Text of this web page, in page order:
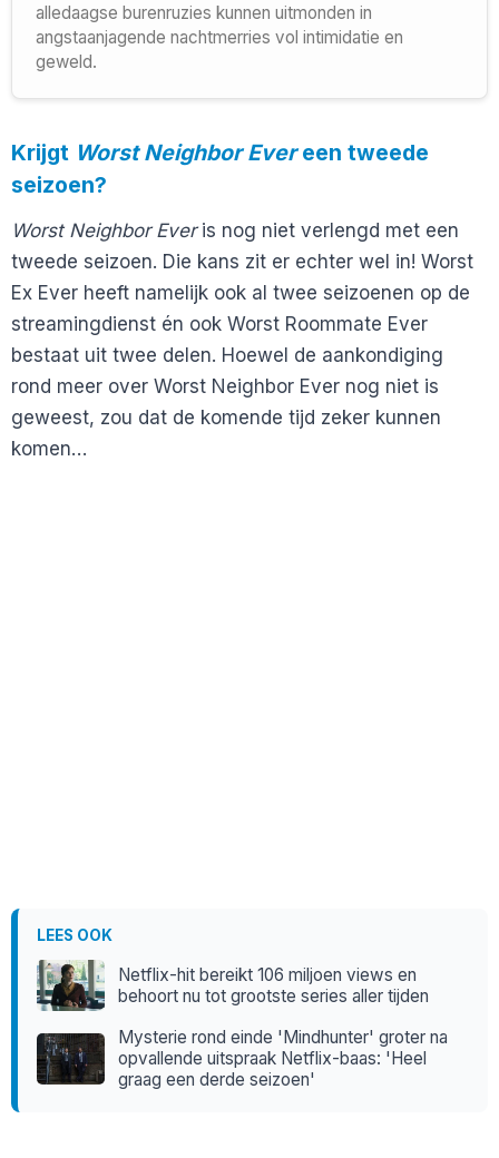
alledaagse burenruzies kunnen uitmonden in
angstaanjagende nachtmerries vol intimidatie en
geweld.
Krijgt Worst Neighbor Evereen tweede
seizoen?
Worst Neighbor Everis nog niet verlengd met een
tweede seizoen. Die kans zit er echter wel in! Worst
Ex Ever heeft namelijk ook al twee seizoenen op de
streamingdienst én ook Worst Roommate Ever
bestaat uit twee delen. Hoewel de aankondiging
rond meer over Worst Neighbor Ever nog niet is
geweest, zou dat de komende tijd zeker kunnen
komen…
LEES OOK
Netflix-hit bereikt 106 miljoen views en
behoort nu tot grootste series aller tijden
Mysterie rond einde 'Mindhunter' groter na
opvallende uitspraak Netflix-baas: 'Heel
graag een derde seizoen'